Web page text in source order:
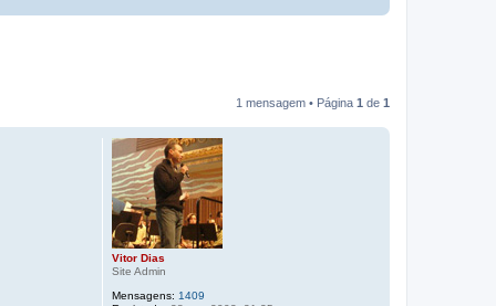
1 mensagem • Página 1 de 1
Vitor Dias
Site Admin
Mensagens: 1409